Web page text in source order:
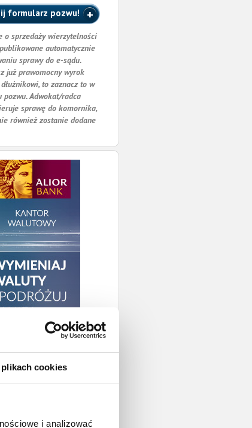
plikach cookies
i analizować
formularz pozwu!
o sprzedaży wierzytelności
automatycznie
sprawy do e-sądu.
już prawomocny wyrok
to zaznacz to w
pozwu. Adwokat/radca
sprawę do komornika,
również zostanie dodane